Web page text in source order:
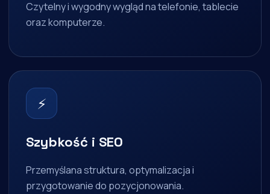
Czytelny i wygodny wygląd na telefonie, tablecie
oraz komputerze.
⚡
Szybkość i SEO
Przemyślana struktura, optymalizacja i
przygotowanie do pozycjonowania.